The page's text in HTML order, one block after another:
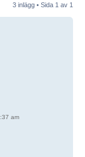
3 inlägg • Sida 1 av 1
am